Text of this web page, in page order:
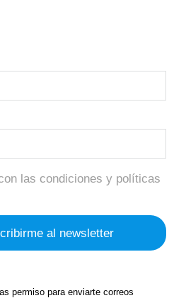
las condiciones y políticas
permiso para enviarte correos